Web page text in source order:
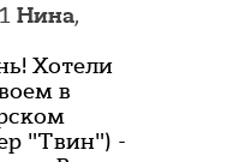
Нина,
Хотели
в
"Твин") -